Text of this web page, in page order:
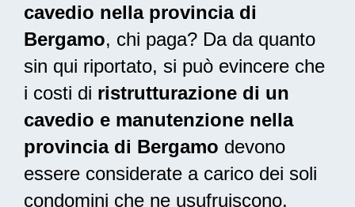
cavedio nella provincia di
Bergamo, chi paga? Da da quanto
sin qui riportato, si può evincere che
i costi di ristrutturazione di un
cavedio e manutenzione nella
provincia di Bergamo devono
essere considerate a carico dei soli
condomini che ne usufruiscono.